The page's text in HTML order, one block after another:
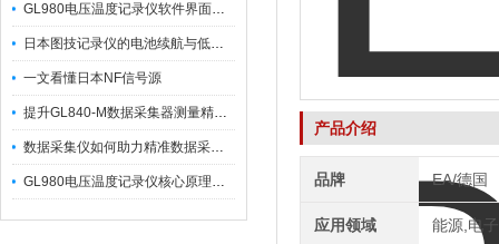
GL980电压温度记录仪软件界面功能与使用技巧
日本图技记录仪的电池续航与低功耗模式适用场景分析
一文看懂日本NF信号源
提升GL840-M数据采集器测量精度的操作秘籍
数据采集仪如何助力精准数据采集与分析？​
GL980电压温度记录仪核心原理及行业应用
产品介绍
品牌 EA/德国
应用领域 能源,电